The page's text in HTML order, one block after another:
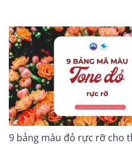
9 bảng màu đỏ rực rỡ cho